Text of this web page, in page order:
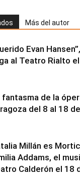
Más del autor
Evan
al Teatro Rialto
fantasma de la
del 8 al 18
Millán es
Addams, el
Calderón el 18